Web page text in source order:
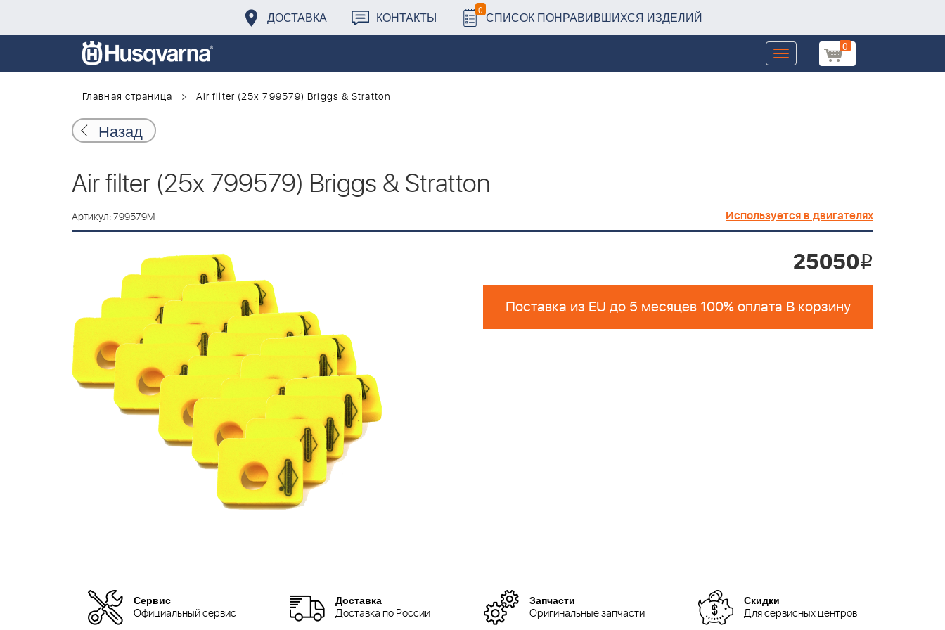
ДОСТАВКА КОНТАКТЫ 0 СПИСОК ПОНРАВИВШИХСЯ ИЗДЕЛИЙ
0
Toggle
navigation
Главная страница
Air filter (25x 799579) Briggs & Stratton
Назад
Air filter (25x 799579) Briggs & Stratton
Артикул: 799579M Используется в двигателях
25050i
Поставка из EU до 5 месяцев 100% оплата В корзину
Сервис
Официальный сервис
Доставка
Доставка по России
Запчасти
Оригинальные запчасти
Скидки
Для сервисных центров